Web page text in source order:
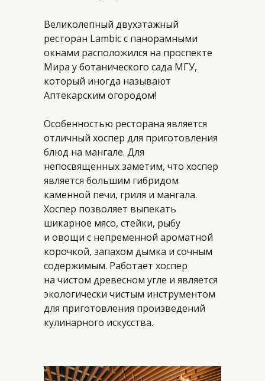
Великолепный двухэтажный
ресторан Lambic с панорамными
окнами расположился на проспекте
Мира у ботанического сада МГУ,
который иногда называют
Аптекарским огородом!
Особенностью ресторана является
отличный хоспер для приготовления
блюд на мангале. Для
непосвященных заметим, что хоспер
является большим гибридом
каменной печи, гриля и мангала.
Хоспер позволяет выпекать
шикарное мясо, стейки, рыбу
и овощи с непременной ароматной
корочкой, запахом дымка и сочным
содержимым. Работает хоспер
на чистом древесном угле и является
экологически чистым инструментом
для приготовления произведений
кулинарного искусства.